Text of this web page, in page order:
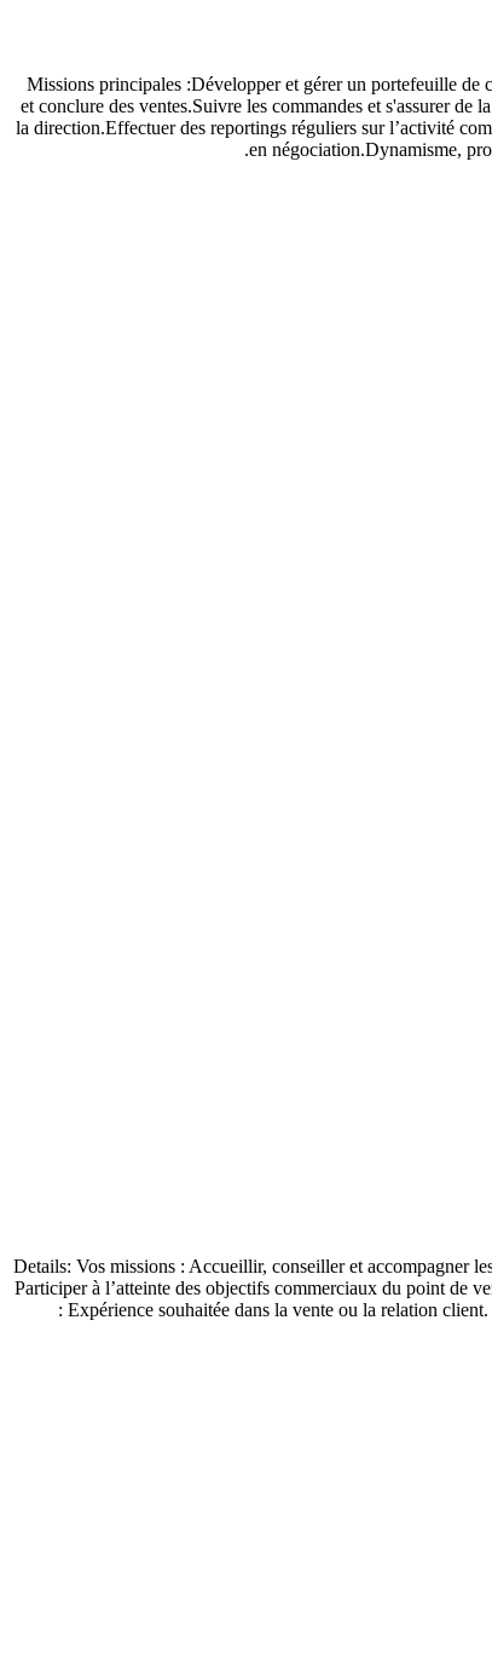
Missions principales :Développer et gérer un portefeuille de
et conclure des ventes.Suivre les commandes et s'assurer
la direction.Effectuer des reportings réguliers sur l’activité
en négociation.Dynamisme,
Details: Vos missions : Accueillir, conseiller et accompagner
Participer à l’atteinte des objectifs commerciaux du point de
: Expérience souhaitée dans la vente ou la relation